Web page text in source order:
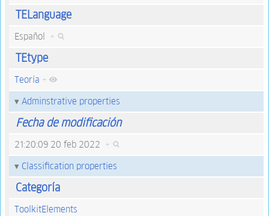
TELanguage
Español +
TEtype
Teoría +
Adminstrative properties
Fecha de modificación
21:20:09 20 feb 2022 +
Classification properties
Categoría
ToolkitElements